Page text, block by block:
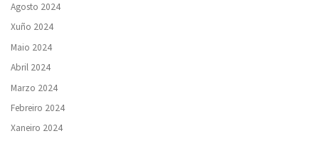
Agosto 2024
Xuño 2024
Maio 2024
Abril 2024
Marzo 2024
Febreiro 2024
Xaneiro 2024